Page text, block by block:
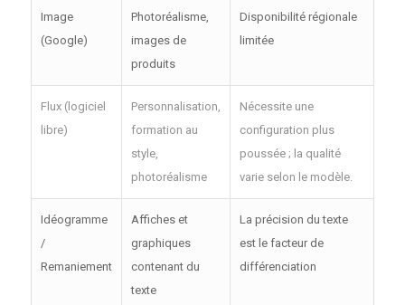
Image
(Google)
Photoréalisme,
images de
produits
Disponibilité régionale
limitée
Flux (logiciel
libre)
Personnalisation,
formation au
style,
photoréalisme
Nécessite une
configuration plus
poussée ; la qualité
varie selon le modèle.
Idéogramme
/
Remaniement
Affiches et
graphiques
contenant du
texte
La précision du texte
est le facteur de
différenciation